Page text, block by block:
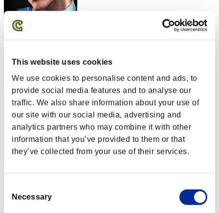
This website uses cookies
We use cookies to personalise content and ads, to
provide social media features and to analyse our
traffic. We also share information about your use of
our site with our social media, advertising and
analytics partners who may combine it with other
information that you’ve provided to them or that
they’ve collected from your use of their services.
Selection
Necessary
Sephiroth
RANK
32
RANK